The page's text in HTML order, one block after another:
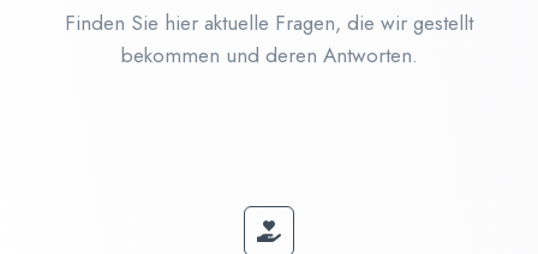
Finden Sie hier aktuelle Fragen, die wir gestellt
bekommen und deren Antworten.